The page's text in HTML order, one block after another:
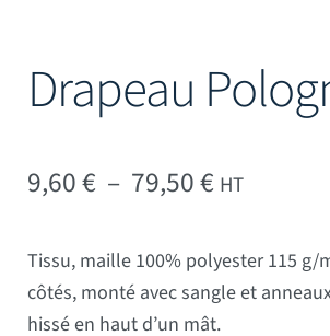
Drapeau
9,60€ – 79,50€Plage de
HT
Tissu, maille 100% polyester 115 g/
côtés, monté avec sangle et
hissé en haut d’un mât.